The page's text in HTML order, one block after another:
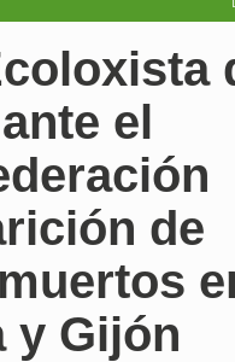
el
de
y Gijón